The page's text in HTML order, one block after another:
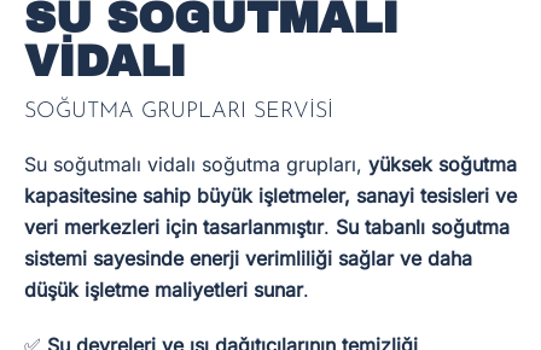
SU SOĞUTMALI
VİDALI
SOĞUTMA GRUPLARI SERVİSİ
Su soğutmalı vidalı soğutma grupları, yüksek soğutma
kapasitesine sahip büyük işletmeler, sanayi tesisleri ve
veri merkezleri için tasarlanmıştır. Su tabanlı soğutma
sistemi sayesinde enerji verimliliği sağlar ve daha
düşük işletme maliyetleri sunar.
✅ Su devreleri ve ısı dağıtıcılarının temizliği